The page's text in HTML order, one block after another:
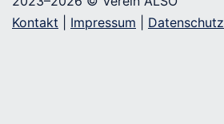
Kontakt
Impressum Datenschutz